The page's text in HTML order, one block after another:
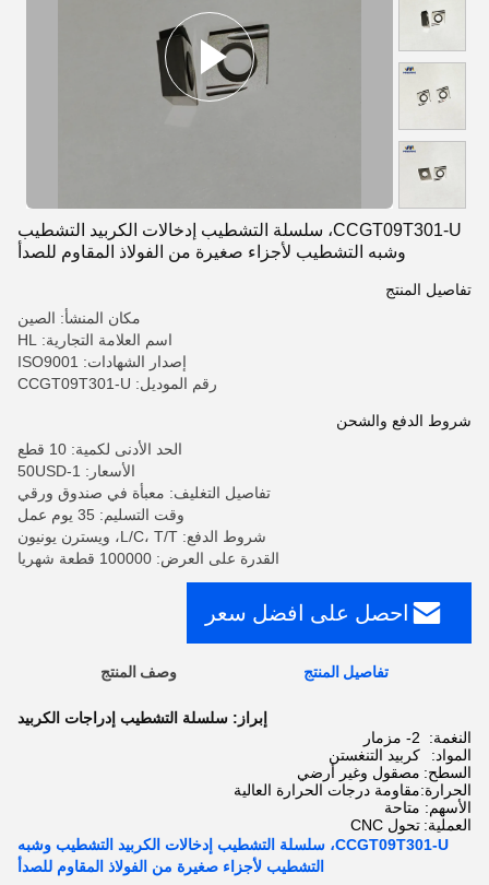
CCGT09T301-U، سلسلة التشطيب إدخالات الكربيد التشطيب
وشبه التشطيب لأجزاء صغيرة من الفولاذ المقاوم للصدأ
تفاصيل المنتج
مكان المنشأ: الصين
اسم العلامة التجارية: HL
إصدار الشهادات: ISO9001
رقم الموديل: CCGT09T301-U
شروط الدفع والشحن
الحد الأدنى لكمية: 10 قطع
الأسعار: 1-50USD
تفاصيل التغليف: معبأة في صندوق ورقي
وقت التسليم: 35 يوم عمل
شروط الدفع: L/C، T/T، ويسترن يونيون
القدرة على العرض: 100000 قطعة شهريا
احصل على افضل سعر
تفاصيل المنتج وصف المنتج
إبراز: سلسلة التشطيب إدراجات الكربيد
النغمة:
2- مزمار
المواد:
كربيد التنغستن
السطح: مصقول وغير أرضي
الحرارة:مقاومة درجات الحرارة العالية
الأسهم: متاحة
العملية: تحول CNC
CCGT09T301-U، سلسلة التشطيب إدخالات الكربيد التشطيب وشبه
التشطيب لأجزاء صغيرة من الفولاذ المقاوم للصدأ